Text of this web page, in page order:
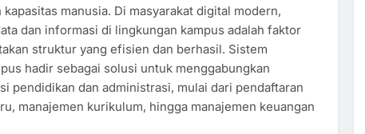
kapasitas manusia. Di masyarakat digital modern,
dan informasi di lingkungan kampus adalah faktor
struktur yang efisien dan berhasil. Sistem
hadir sebagai solusi untuk menggabungkan
pendidikan dan administrasi, mulai dari pendaftaran
manajemen kurikulum, hingga manajemen keuangan